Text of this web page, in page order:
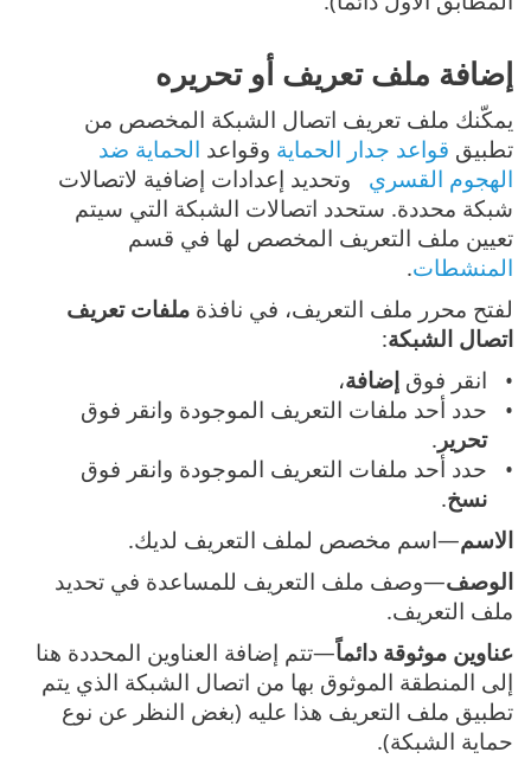
إضافة ملف تعريف أو تحريره
يمكّنك ملف تعريف اتصال الشبكة المخصص من
تطبيق قواعد جدار الحماية وقواعد الحماية ضد
الهجوم القسري وتحديد إعدادات إضافية لاتصالات
شبكة محددة. ستحدد اتصالات الشبكة التي سيتم
تعيين ملف التعريف المخصص لها في قسم
المنشطات.
لفتح محرر ملف التعريف، في نافذة ملفات تعريف
اتصال الشبكة:
انقر فوقإضافة،
حدد أحد ملفات التعريف الموجودة وانقر فوق
تحرير .
حدد أحد ملفات التعريف الموجودة وانقر فوق
نسخ.
الاسم—اسم مخصص لملف التعريف لديك.
الوصف—وصف ملف التعريف للمساعدة في تحديد
ملف التعريف.
عناوين موثوقة دائماً—تتم إضافة العناوين المحددة هنا
إلى المنطقة الموثوق بها من اتصال الشبكة الذي يتم
تطبيق ملف التعريف هذا عليه (بغض النظر عن نوع
حماية الشبكة).